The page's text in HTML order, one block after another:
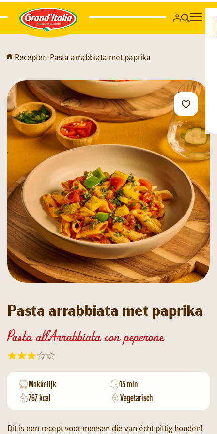
Grand'Italia
•Recepten•Pasta arrabbiata met paprika
Pasta arrabbiata met paprika
Pasta all'Arrabbiata con peperone
Makkelijk
15 min
767 kcal
Vegetarisch
Dit is een recept voor mensen die van écht pittig houden!